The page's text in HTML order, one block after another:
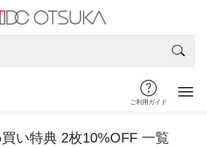
ご利用ガイド
い特典 2枚10%OFF 一覧